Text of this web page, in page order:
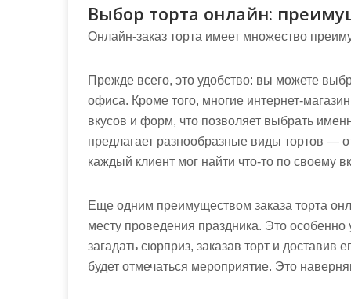
Выбор торта онлайн:
Онлайн-заказ торта имеет множество
Прежде всего, это удобство: вы можете
офиса. Кроме того, многие интернет-
вкусов и форм, что позволяет выбрать
предлагает разнообразные виды тортов —
каждый клиент мог найти что-то по своему
Еще одним преимуществом заказа торта
месту проведения праздника. Это
загадать сюрприз, заказав торт и доставив
будет отмечаться мероприятие. Это